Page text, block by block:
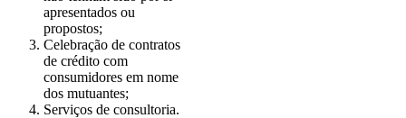
apresentados ou
propostos;
Celebração de contratos
de crédito com
consumidores em nome
dos mutuantes;
Serviços de consultoria.